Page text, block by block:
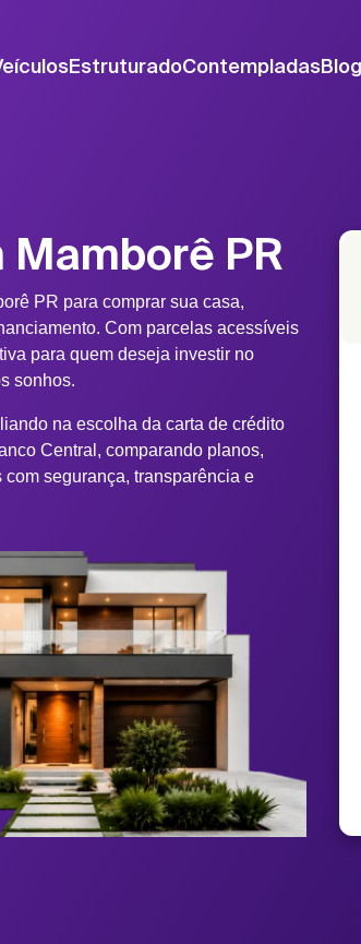
EstruturadoContempladasBlog
PR
PR para comprar sua casa,
Com parcelas acessíveis
para quem deseja investir no
sonhos.
na escolha da carta de crédito
Central, comparando planos,
segurança, transparência e